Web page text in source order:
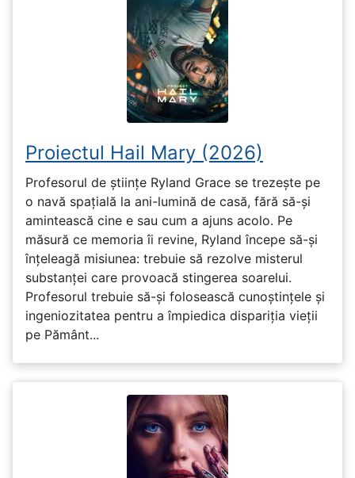
Proiectul Hail Mary (2026)
Profesorul de științe Ryland Grace se trezește pe
o navă spațială la ani-lumină de casă, fără să-și
amintească cine e sau cum a ajuns acolo. Pe
măsură ce memoria îi revine, Ryland începe să-și
înțeleagă misiunea: trebuie să rezolve misterul
substanței care provoacă stingerea soarelui.
Profesorul trebuie să-și folosească cunoștințele și
ingeniozitatea pentru a împiedica dispariția vieții
pe Pământ...